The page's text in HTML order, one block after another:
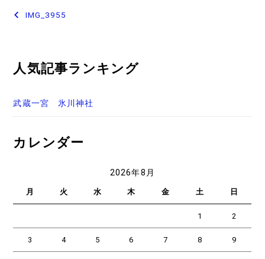
投
ビ
ゲ
ー
シ
IMG_3955
人気記事ランキング
武蔵一宮 氷川神社
カレンダー
2026年8月
月 火 水 木 金 土 日
1 2
3 4 5 6 7 8 9